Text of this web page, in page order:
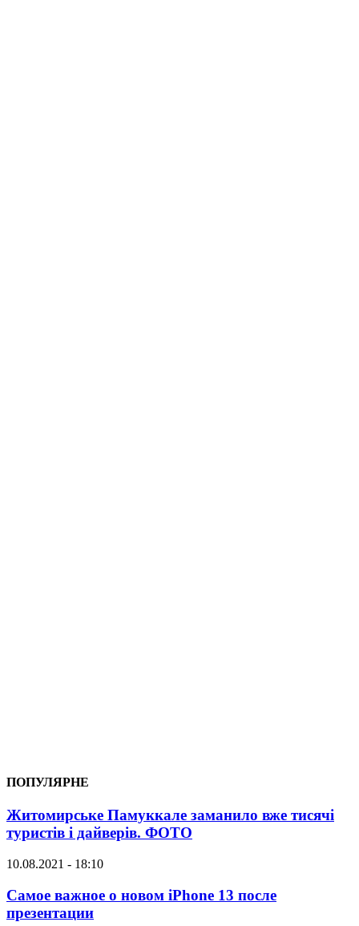
ПОПУЛЯРНЕ
Житомирське Памуккале заманило вже тисячі
туристів і дайверів. ФОТО
10.08.2021 - 18:10
Самое важное о новом iPhone 13 после
презентации